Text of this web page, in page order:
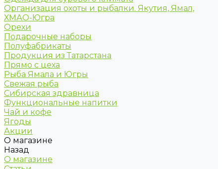
Организация охоты и рыбалки. Якутия, Ямал,
ХМАО-Югра
Орехи
Подарочные наборы
Полуфабрикаты
Продукция из Татарстана
Прямо с цеха
Рыба Ямала и Югры
Свежая рыба
Сибирская здравница
Функциональные напитки
Чай и кофе
Ягоды
Акции
О магазине
Назад
О магазине